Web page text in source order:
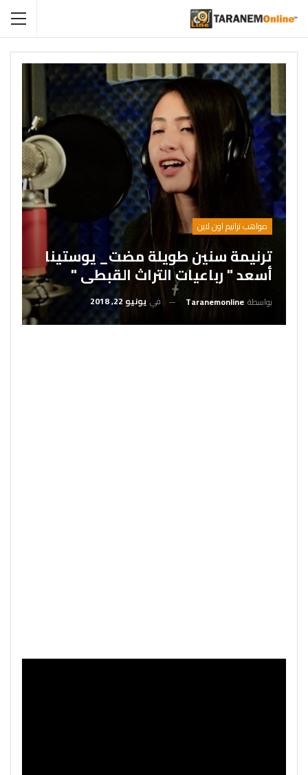
مواهب ترانيم اون لاين
ترنيمة سنين طويلة مضت_ يوستينا
أسعد " رباعيات التراث القبطى "
بواسطة Taranemonline في يونيو 22, 2018